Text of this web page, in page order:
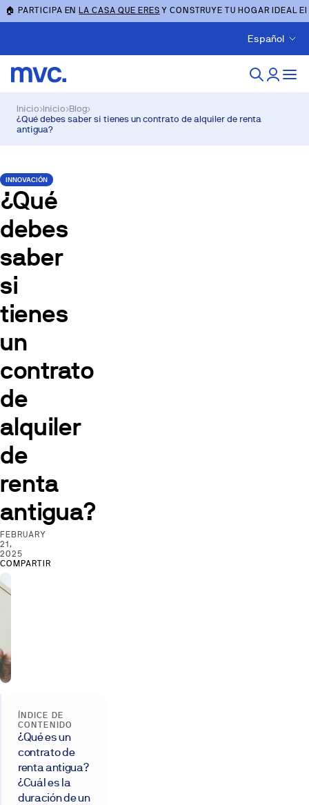
🏠 PARTICIPA ENLA CASA QUE ERES Y CONSTRUYE TU HOGAR IDEAL
Español
Inicio›Inicio›Blog›
¿Qué debes saber si tienes un contrato de alquiler de renta
antigua?
INNOVACIÓN
¿Qué
debes
saber
si
tienes
un
contrato
de
alquiler
de
renta
antigua?
FEBRUARY
21,
2025
COMPARTIR
ÍNDICE DE
CONTENIDO
¿Qué es un
contrato de
renta antigua?
¿Cuál es la
duración de un